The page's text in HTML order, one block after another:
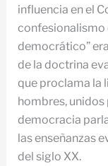
influencia en el
confesionalismo
democrático”
de la doctrina
que proclama la
hombres,
democracia
las enseñanzas
del siglo XX.